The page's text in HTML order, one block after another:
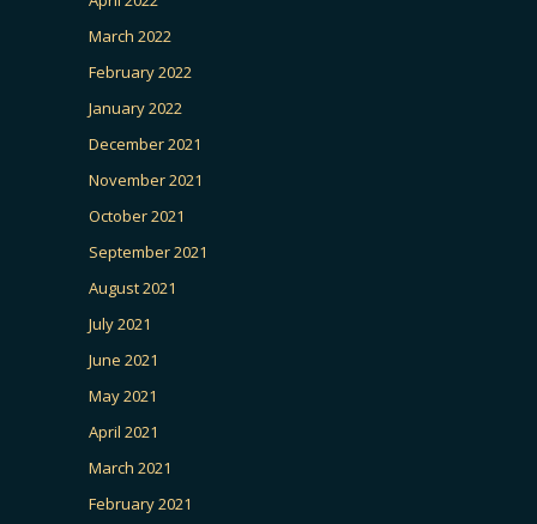
March 2022
February 2022
January 2022
December 2021
November 2021
October 2021
September 2021
August 2021
July 2021
June 2021
May 2021
April 2021
March 2021
February 2021